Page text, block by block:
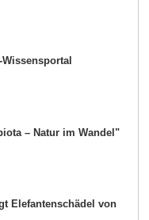
Wissensportal
– Natur im Wandel"
Elefantenschädel von